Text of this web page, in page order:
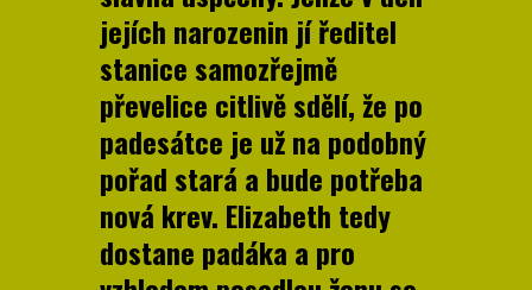
jejích narozenin jí ředitel
stanice samozřejmě
převelice citlivě sdělí, že po
padesátce je už na podobný
pořad stará a bude potřeba
nová krev. Elizabeth tedy
dostane padáka a pro